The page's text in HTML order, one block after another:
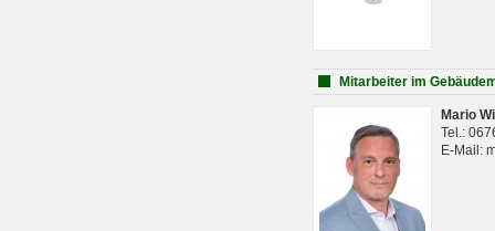
Mitarbeiter im
Mario
Tel.:
E-Mail: